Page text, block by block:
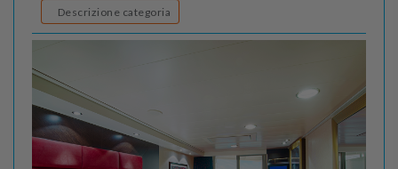
Descrizione categoria